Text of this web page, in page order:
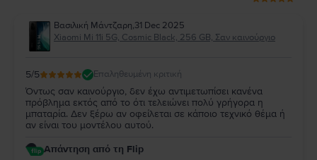
Βασιλική Μάντζαρη,31 Dec 2025
Xiaomi Mi 11i 5G, Cosmic Black, 256 GB, Σαν καινούργιο
5/5 Επαληθευμένη κριτική
Όντως σαν καινούργιο, δεν έχω αντιμετωπίσει κανένα
πρόβλημα εκτός από το ότι τελειώνει πολύ γρήγορα η
μπαταρία. Δεν ξέρω αν οφείλεται σε κάποιο τεχνικό θέμα ή
αν είναι του μοντέλου αυτού.
Απάντηση από τη Flip